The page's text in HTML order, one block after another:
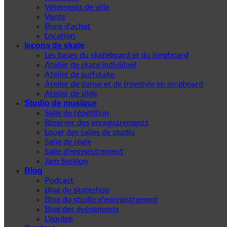
Vêtements de ville
Vente
Bons d'achat
Location
leçons de skate
Les bases du skateboard et du longboard
Atelier de skate individuel
Atelier de surfskate
Atelier de danse et de freestyle en longboard
Atelier de slide
Studio de musique
Salle de répétition
Réserver des enregistrements
Louer des salles de studio
Salle de régie
Salle d'enregistrement
Jam Session
Blog
Podcast
Blog du skateshop
Blog du studio d'enregistrement
Blog des événements
L'équipe